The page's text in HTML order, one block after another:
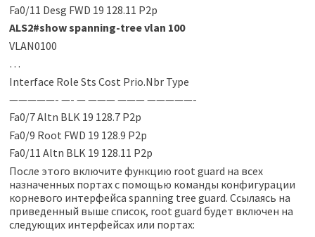
Fa0/11 Desg FWD 19 128.11 P2p
ALS2#show spanning-tree vlan 100
VLAN0100
…
Interface Role Sts Cost Prio.Nbr Type
—————- —- — ——— ——— —————-
Fa0/7 Altn BLK 19 128.7 P2p
Fa0/9 Root FWD 19 128.9 P2p
Fa0/11 Altn BLK 19 128.11 P2p
После этого включите функцию root guard на всех
назначенных портах с помощью команды конфигурации
корневого интерфейса spanning tree guard. Ссылаясь на
приведенный выше список, root guard будет включен на
следующих интерфейсах или портах: